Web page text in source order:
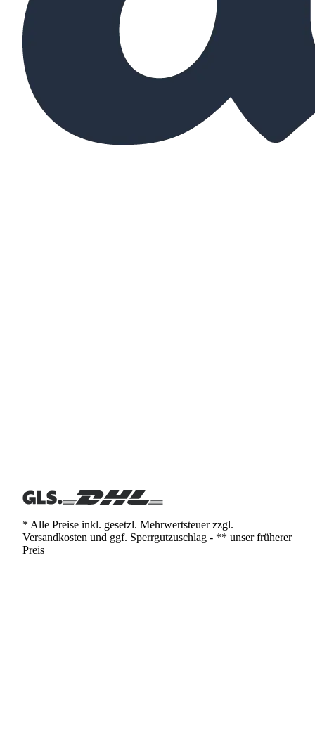
* Alle Preise inkl. gesetzl. Mehrwertsteuer zzgl.
Versandkosten und ggf. Sperrgutzuschlag - ** unser früherer
Preis